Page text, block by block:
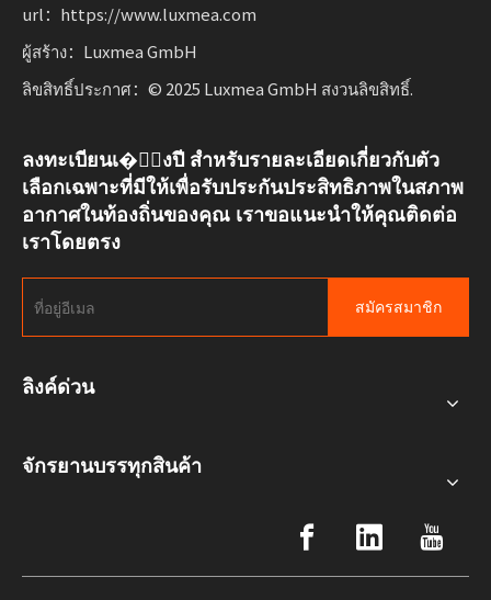
url：https://www.luxmea.com
ผู้สร้าง：Luxmea GmbH
ลิขสิทธิ์ประกาศ：© 2025 Luxmea GmbH สงวนลิขสิทธิ์.
ลงทะเบียนเ�ั้งปี สำหรับรายละเอียดเกี่ยวกับตัว
เลือกเฉพาะที่มีให้เพื่อรับประกันประสิทธิภาพในสภาพ
อากาศในท้องถิ่นของคุณ เราขอแนะนำให้คุณติดต่อ
เราโดยตรง
สมัครสมาชิก
ลิงค์ด่วน
จักรยานบรรทุกสินค้า